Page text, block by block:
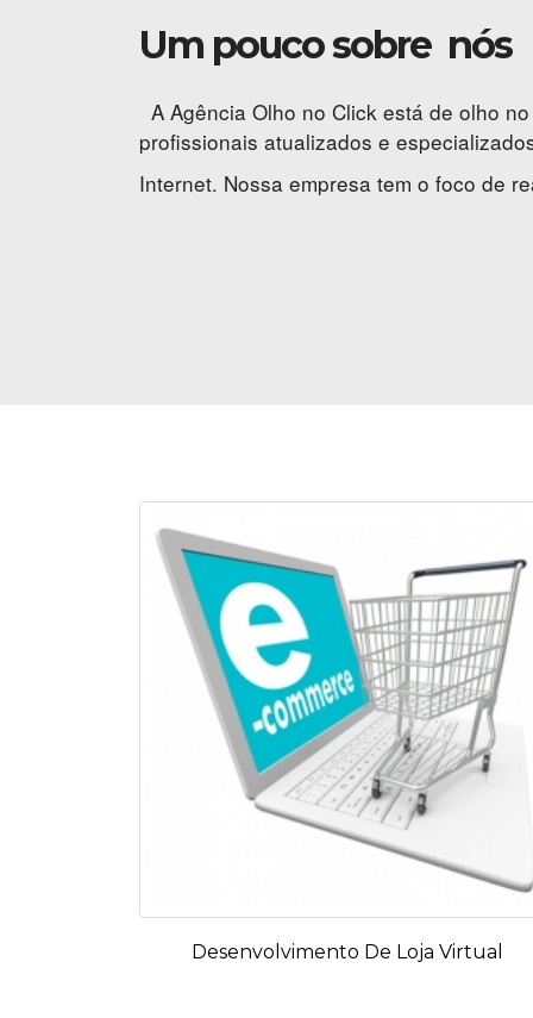
Um pouco sobre nós
A Agência Olho no Click está de olho
profissionais atualizados e
Internet. Nossa empresa tem o foco de
Desenvolvimento De Loja Virtual